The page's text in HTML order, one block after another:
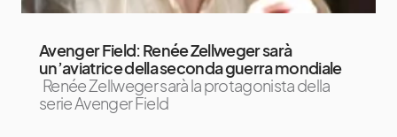
Avenger Field: Renée Zellweger sarà
un’aviatrice della seconda guerra mondiale
Renée Zellweger sarà la protagonista della
serie Avenger Field